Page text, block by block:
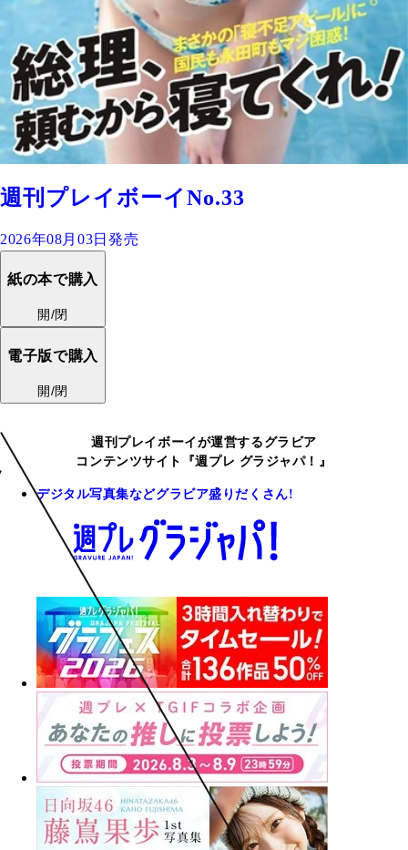
週刊プレイボーイNo.33
2026年08月03日発売
紙の本で購入
開/閉
電子版で購入
開/閉
週刊プレイボーイが運営するグラビア
コンテンツサイト『週プレ グラジャパ！』
デジタル写真集などグラビア盛りだくさん!